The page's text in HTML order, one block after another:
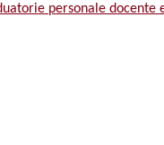
personale docente